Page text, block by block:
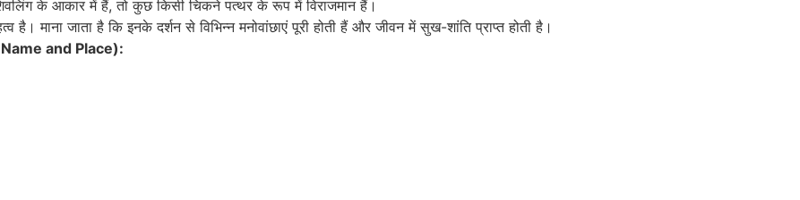
शिवलिंग के आकार में हैं, तो कुछ किसी चिकने पत्थर के रूप में विराजमान हैं।
है। माना जाता है कि इनके दर्शन से विभिन्न मनोवांछाएं पूरी होती हैं और जीवन में सुख-शांति प्राप्त होती है।
Name and Place):